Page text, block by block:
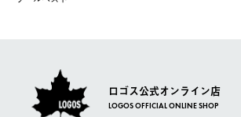
ロゴス公式オンライン店
LOGOS OFFICIAL ONLINE SHOP